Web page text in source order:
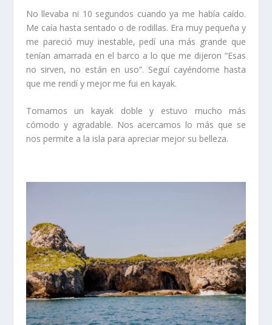
No llevaba ni 10 segundos cuando ya me había caído.
Me caía hasta sentado o de rodillas. Era muy pequeña y
me pareció muy inestable, pedí una más grande que
tenían amarrada en el barco a lo que me dijeron “Esas
no sirven, no están en uso”. Seguí cayéndome hasta
que me rendí y mejor me fui en kayak.
Tomamos un kayak doble y estuvo mucho más
cómodo y agradable. Nos acercamos lo más que se
nos permite a la isla para apreciar mejor su belleza.